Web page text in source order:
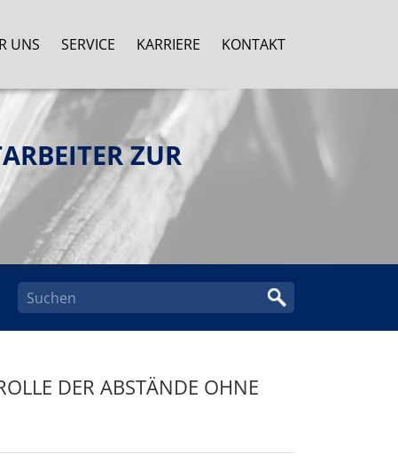
UNS SERVICE KARRIERE KONTAKT
ZUR
DER ABSTÄNDE OHNE